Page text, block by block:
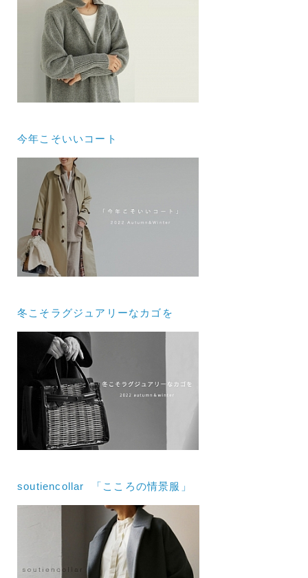
今年こそいいコート
冬こそラグジュアリーなカゴを
soutiencollar 「こころの情景服」